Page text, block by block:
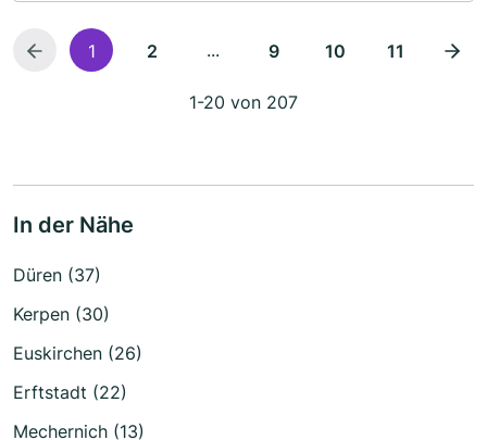
1 2 ... 9 10 11
1-20 von 207
In der Nähe
Düren (37)
Kerpen (30)
Euskirchen (26)
Erftstadt (22)
Mechernich (13)